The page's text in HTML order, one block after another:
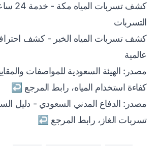
كشف تسربات المياه مكة
-
التسربات
كشف تسربات المياه الخبر - كشف
عالمية
Footnotes
مصدر: الهيئة السعودية للمواصفات
كفاءة استخدام المياه، رابط المرجع ↩
مصدر: الدفاع المدني السعودي - دليل
تسربات الغاز، رابط المرجع ↩